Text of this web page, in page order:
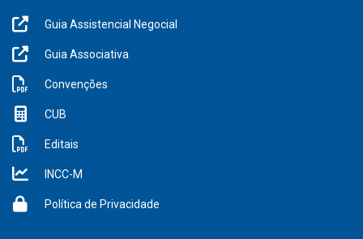
Guia Assistencial Negocial
Guia Associativa
Convenções
CUB
Editais
INCC-M
Política de Privacidade